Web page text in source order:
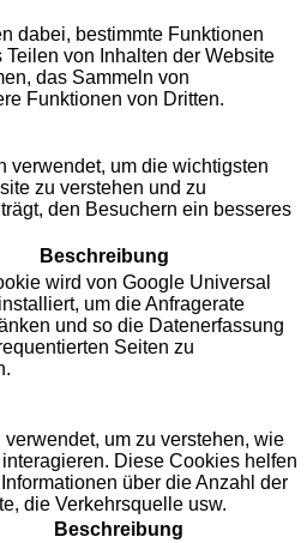
dabei, bestimmte Funktionen
von Inhalten der Website
das Sammeln von
Funktionen von Dritten.
verwendet, um die wichtigsten
zu verstehen und zu
den Besuchern ein besseres
Beschreibung
wird von Google Universal
um die Anfragerate
und so die Datenerfassung
Seiten zu
um zu verstehen, wie
Diese Cookies helfen
über die Anzahl der
die Verkehrsquelle usw.
Beschreibung